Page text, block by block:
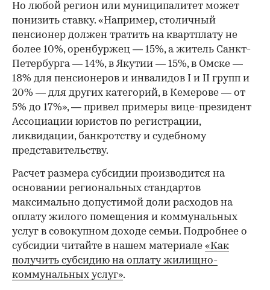
Но любой регион или муниципалитет может
понизить ставку. «Например, столичный
пенсионер должен тратить на квартплату не
более 10%, оренбуржец — 15%, а житель Санкт-
Петербурга — 14%, в Якутии — 15%, в Омске —
18% для пенсионеров и инвалидов I и II групп и
20% — для других категорий, в Кемерове — от
5% до 17%», — привел примеры вице-президент
Ассоциации юристов по регистрации,
ликвидации, банкротству и судебному
представительству.
Расчет размера субсидии производится на
основании региональных стандартов
максимально допустимой доли расходов на
оплату жилого помещения и коммунальных
услуг в совокупном доходе семьи. Подробнее о
субсидии читайте в нашем материале «Как
получить субсидию на оплату жилищно-
коммунальных услуг».